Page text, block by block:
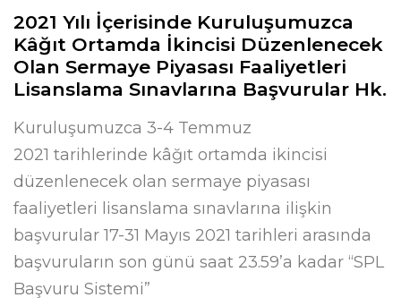
2021 Yılı İçerisinde Kuruluşumuzca
Kâğıt Ortamda İkincisi Düzenlenecek
Olan Sermaye Piyasası Faaliyetleri
Lisanslama Sınavlarına Başvurular Hk.
Kuruluşumuzca 3-4 Temmuz
2021 tarihlerinde kâğıt ortamda ikincisi
düzenlenecek olan sermaye piyasası
faaliyetleri lisanslama sınavlarına ilişkin
başvurular 17-31 Mayıs 2021 tarihleri arasında
başvuruların son günü saat 23.59’a kadar “SPL
Başvuru Sistemi”